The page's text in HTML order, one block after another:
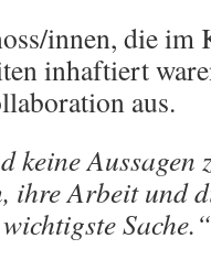
innen, die im
inhaftiert
aus.
keine Aussagen
ihre Arbeit und
Sache.“